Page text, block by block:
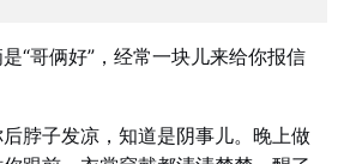
“哥俩好”，经常一块儿来给你报信
脖子发凉，知道是阴事儿。晚上做